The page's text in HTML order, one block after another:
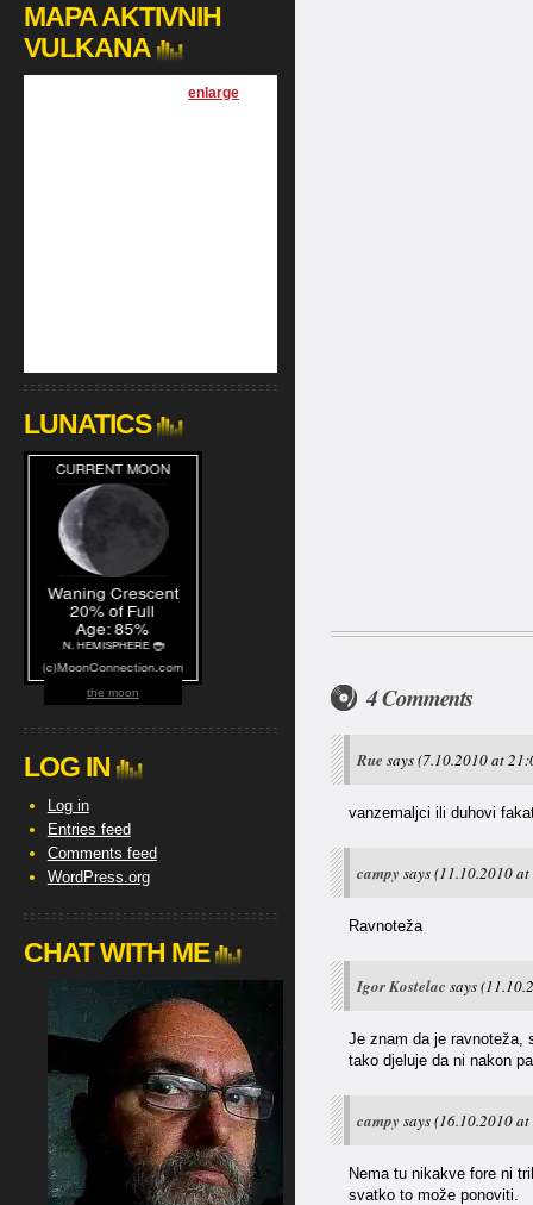
4 Comments
Rue says(7.10.2010 at
vanzemaljci ili duhovi
campy says(11.10.2010
Ravnoteža
Igor Kostelac says
Je znam da je ravnoteža,
tako djeluje da ni nakon
campy says(16.10.2010
Nema tu nikakve fore ni
svatko to može ponoviti.
MAPA AKTIVNIH
VULKANA
[enlarge
LUNATICS
the moon
LOG IN
Log in
Entries feed
Comments feed
WordPress.org
CHAT WITH ME